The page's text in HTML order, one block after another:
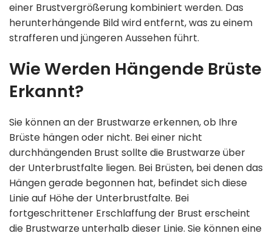
einer Brustvergrößerung kombiniert werden. Das
herunterhängende Bild wird entfernt, was zu einem
strafferen und jüngeren Aussehen führt.
Wie Werden Hängende Brüste
Erkannt?
Sie können an der Brustwarze erkennen, ob Ihre
Brüste hängen oder nicht. Bei einer nicht
durchhängenden Brust sollte die Brustwarze über
der Unterbrustfalte liegen. Bei Brüsten, bei denen das
Hängen gerade begonnen hat, befindet sich diese
Linie auf Höhe der Unterbrustfalte. Bei
fortgeschrittener Erschlaffung der Brust erscheint
die Brustwarze unterhalb dieser Linie. Sie können eine